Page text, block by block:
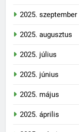
2025. szeptember
2025. augusztus
2025. július
2025. június
2025. május
2025. április